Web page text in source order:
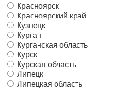
Красноярск
Красноярский край
Кузнецк
Курган
Курганская область
Курск
Курская область
Липецк
Липецкая область